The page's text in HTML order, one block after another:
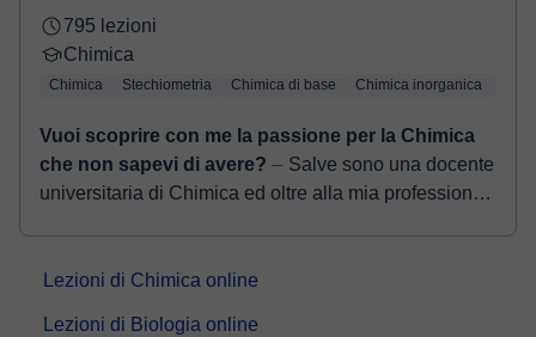
795 lezioni
Chimica
Chimica Stechiometria Chimica di base Chimica inorganica
Vuoi scoprire con me la passione per la Chimica
che non sapevi di avere? ⏤ Salve sono una docente
universitaria di Chimica ed oltre alla mia professione
Lezioni di Chimica online
Lezioni di Biologia online